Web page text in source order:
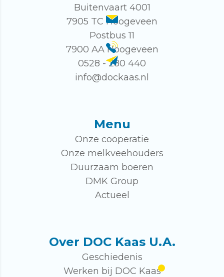
Buitenvaart 4001
7905 TC Hoogeveen
Postbus 11
7900 AA Hoogeveen
0528 - 280 440
info@dockaas.nl
Menu
Onze coöperatie
Onze melkveehouders
Duurzaam boeren
DMK Group
Actueel
Over DOC Kaas U.A.
Geschiedenis
Werken bij DOC Kaas